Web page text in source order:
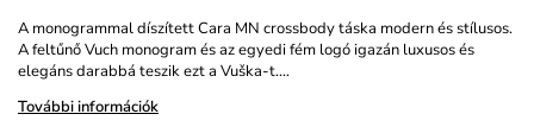
A monogrammal díszített Cara MN crossbody táska modern és stílusos.
A feltűnő Vuch monogram és az egyedi fém logó igazán luxusos és
elegáns darabbá teszik ezt a Vuška-t.…
További információk